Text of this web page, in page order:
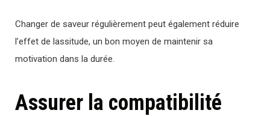
Changer de saveur régulièrement peut également réduire
l’effet de lassitude, un bon moyen de maintenir sa
motivation dans la durée.
Assurer la compatibilité